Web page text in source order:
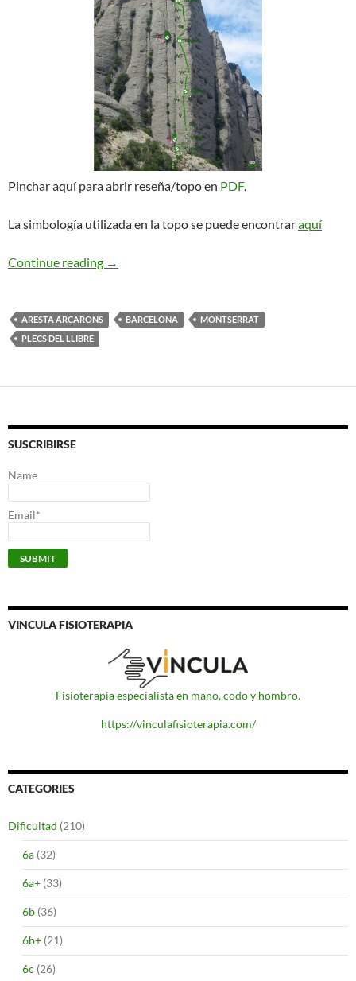
Pinchar aquí para abrir reseña/topo en PDF.
La simbología utilizada en la topo se puede encontraraquí
Continue reading Aresta Arcarons. Plecs del Llibre
→
ARESTA ARCARONS BARCELONA
MONTSERRAT
PLECS DEL LLIBRE
SUSCRIBIRSE
Name
Email*
VINCULA FISIOTERAPIA
Fisioterapia especialista en mano, codo y hombro.
https://vinculafisioterapia.com/
CATEGORIES
Dificultad (210)
6a (32)
6a+ (33)
6b (36)
6b+ (21)
6c (26)